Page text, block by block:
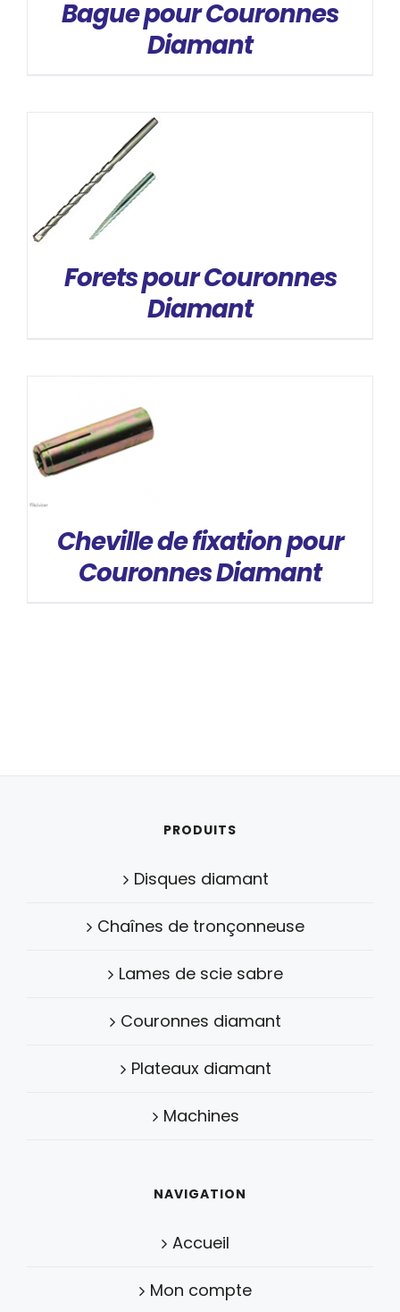
Bague pour Couronnes
Diamant
DÉTAILS
Forets pour Couronnes
Diamant
DÉTAILS
Cheville de fixation pour
Couronnes Diamant
PRODUITS
Disques diamant
Chaînes de tronçonneuse
Lames de scie sabre
Couronnes diamant
Plateaux diamant
Machines
NAVIGATION
Accueil
Mon compte